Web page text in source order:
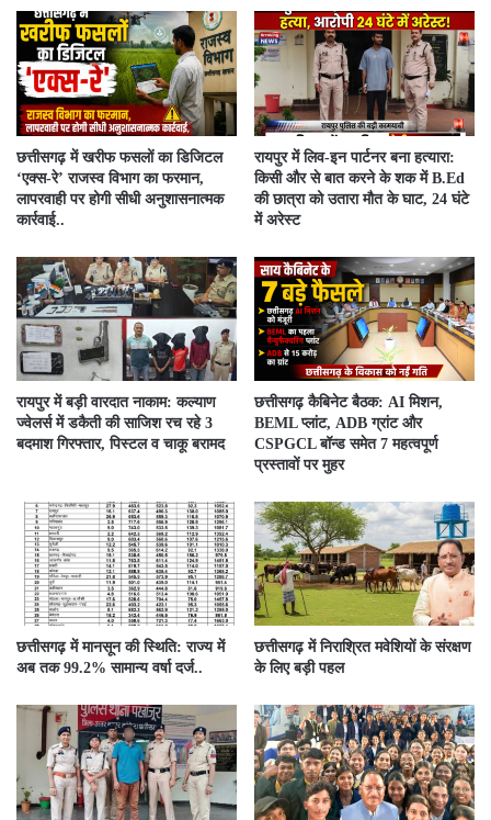
​छत्तीसगढ़ में खरीफ फसलों का डिजिटल
‘एक्स-रे’ राजस्व विभाग का फरमान,
लापरवाही पर होगी सीधी अनुशासनात्मक
कार्रवाई..
रायपुर में लिव-इन पार्टनर बना हत्यारा:
किसी और से बात करने के शक में B.Ed
की छात्रा को उतारा मौत के घाट, 24 घंटे
में अरेस्ट
रायपुर में बड़ी वारदात नाकाम: कल्याण
ज्वेलर्स में डकैती की साजिश रच रहे 3
बदमाश गिरफ्तार, पिस्टल व चाकू बरामद
छत्तीसगढ़ कैबिनेट बैठक: AI मिशन,
BEML प्लांट, ADB ग्रांट और
CSPGCL बॉन्ड समेत 7 महत्वपूर्ण
प्रस्तावों पर मुहर
छत्तीसगढ़ में मानसून की स्थिति: राज्य में
अब तक 99.2% सामान्य वर्षा दर्ज..
छत्तीसगढ़ में निराश्रित मवेशियों के संरक्षण
के लिए बड़ी पहल